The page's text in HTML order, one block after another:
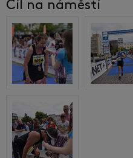
Cíl na náměstí